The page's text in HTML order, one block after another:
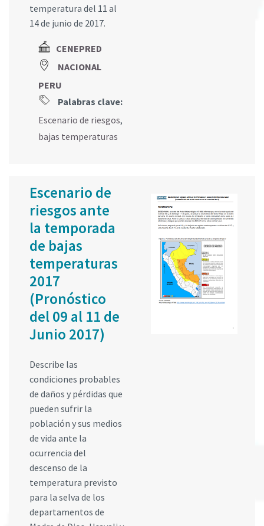
temperatura del 11 al
14 de junio de 2017.
CENEPRED
NACIONAL
PERU
Palabras clave:
Escenario de riesgos,
bajas temperaturas
Escenario de
riesgos ante
la temporada
de bajas
temperaturas
2017
(Pronóstico
del 09 al 11 de
Junio 2017)
Describe las
condiciones probables
de daños y pérdidas que
pueden sufrir la
población y sus medios
de vida ante la
ocurrencia del
descenso de la
temperatura previsto
para la selva de los
departamentos de